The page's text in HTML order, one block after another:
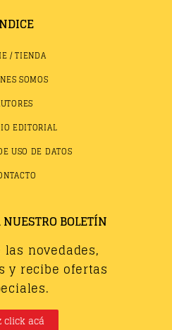
/ TIENDA
SOMOS
EDITORIAL
USO DE DATOS
BOLETÍN
novedades,
y recibe ofertas
click acá